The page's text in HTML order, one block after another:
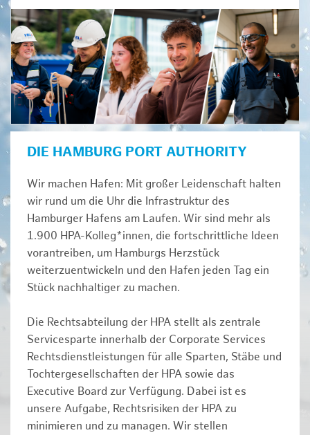
DIE HAMBURG PORT AUTHORITY
Wir machen Hafen: Mit großer Leidenschaft halten
wir rund um die Uhr die Infrastruktur des
Hamburger Hafens am Laufen. Wir sind mehr als
1.900 HPA-Kolleg*innen, die fortschrittliche Ideen
vorantreiben, um Hamburgs Herzstück
weiterzuentwickeln und den Hafen jeden Tag ein
Stück nachhaltiger zu machen.
Die Rechtsabteilung der HPA stellt als zentrale
Servicesparte innerhalb der Corporate Services
Rechtsdienstleistungen für alle Sparten, Stäbe und
Tochtergesellschaften der HPA sowie das
Executive Board zur Verfügung. Dabei ist es
unsere Aufgabe, Rechtsrisiken der HPA zu
minimieren und zu managen. Wir stellen